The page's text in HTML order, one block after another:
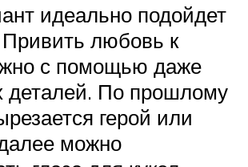
идеально подойдет
любовь к
с помощью даже
деталей. По прошлому
герой или
можно